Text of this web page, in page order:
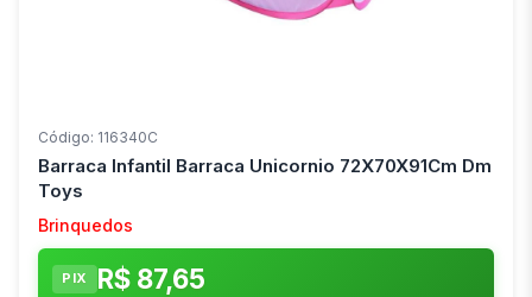
Código: 116340C
Barraca Infantil Barraca Unicornio 72X70X91Cm Dm
Toys
Brinquedos
PIX R$ 87,65